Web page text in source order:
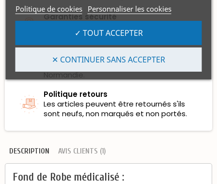
Garanties sécurité
100% sécurisés et certifiés.
Politique de livraison
Les expéditions se font depuis la
Normandie.
Politique retours
Les articles peuvent être retournés s'ils
sont neufs, non marqués et non portés.
DESCRIPTION AVIS CLIENTS (1)
Fond de Robe médicalisé :
Politique de cookies Personnaliser les cookies
✕ CONTINUER SANS ACCEPTER
✓ TOUT ACCEPTER